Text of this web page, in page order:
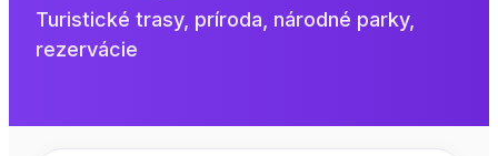
Turistické trasy, príroda, národné parky,
rezervácie